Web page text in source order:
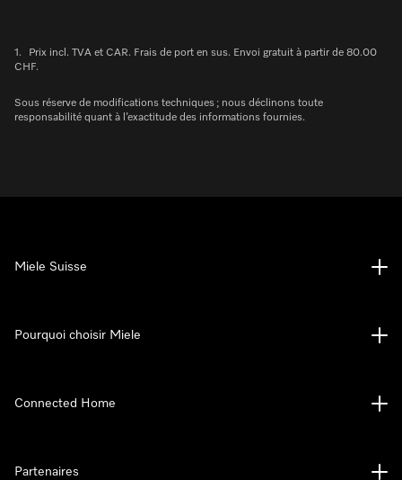
1.
Prix incl. TVA et CAR. Frais de port en sus. Envoi gratuit à partir de 80.00
CHF.
Sous réserve de modifications techniques ; nous déclinons toute
responsabilité quant à l’exactitude des informations fournies.
Miele Suisse
Pourquoi choisir Miele
Connected Home
Partenaires